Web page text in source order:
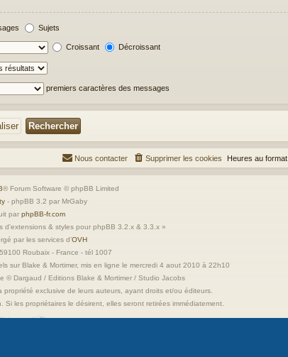
Sujets
Croissant Décroissant
premiers caractères des messages
Heures au format
Supprimer les cookies
Nous contacter
® Forum Software © phpBB Limited
- phpBB 3.2 par MrGaby
par phpBB-fr.com
d'extensions & styles pour phpBB 3.2.x & 3.3.x »
par les services d’OVH
Roubaix - France - tél 1007
sur Blake & Mortimer, mis en ligne le mercredi 4 aout 2010 à 22h10
© Dargaud / Editions Blake & Mortimer / Studio Jacobs
exclusive de leurs auteurs, ayant droits et/ou éditeurs.
les propriétaires le désirent, elles seront retirées immédiatement.